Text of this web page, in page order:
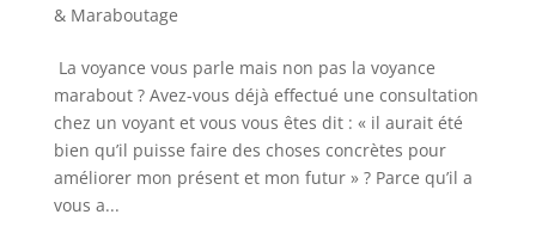
& Maraboutage
La voyance vous parle mais non pas la voyance
marabout ? Avez-vous déjà effectué une consultation
chez un voyant et vous vous êtes dit : « il aurait été
bien qu’il puisse faire des choses concrètes pour
améliorer mon présent et mon futur » ? Parce qu’il a
vous a...